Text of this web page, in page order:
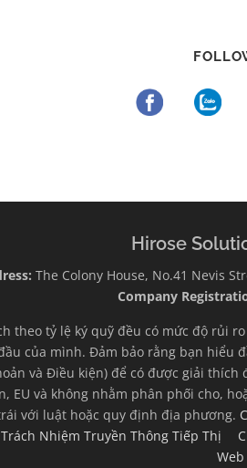
Hirose
The Colony House, No.41 Nevis
Company
theo tỷ lệ ký quỹ đều có mức độ rủi
của mình. Đảm bảo rằng bạn
và Điều kiện) để có được giải
EU và không nhằm phân phối cho,
với luật hoặc quy định địa phương.
Nhiệm Truyền Thông Tiếp Thị